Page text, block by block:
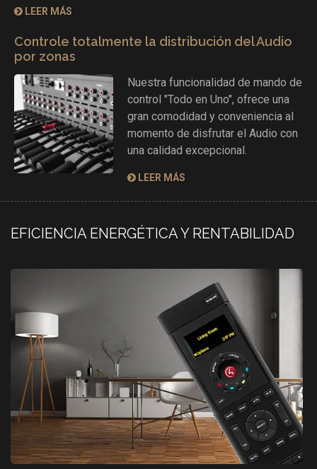
LEER MÁS
Controle totalmente la distribución del Audio
por zonas
Nuestra funcionalidad de mando de
control "Todo en Uno", ofrece una
gran comodidad y conveniencia al
momento de disfrutar el Audio con
una calidad excepcional.
LEER MÁS
EFICIENCIA ENERGÉTICA Y RENTABILIDAD